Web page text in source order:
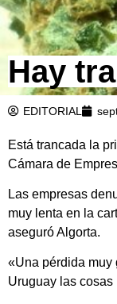
Hay
EDITORIAL
Está trancada la
Cámara de
Las empresas
muy lenta en la
aseguró Algorta.
«Una pérdida muy
Uruguay las